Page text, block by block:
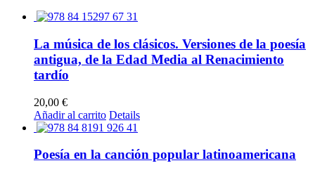
La música de los clásicos. Versiones de la poesía
antigua, de la Edad Media al Renacimiento
tardío
20,00 €
Añadir al carrito Details
Poesía en la canción popular latinoamericana